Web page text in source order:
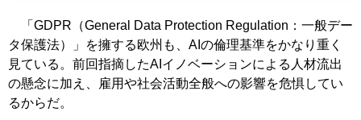
「GDPR（General Data Protection Regulation：一般デー
タ保護法）」を擁する欧州も、AIの倫理基準をかなり重く
見ている。前回指摘したAIイノベーションによる人材流出
の懸念に加え、雇用や社会活動全般への影響を危惧してい
るからだ。